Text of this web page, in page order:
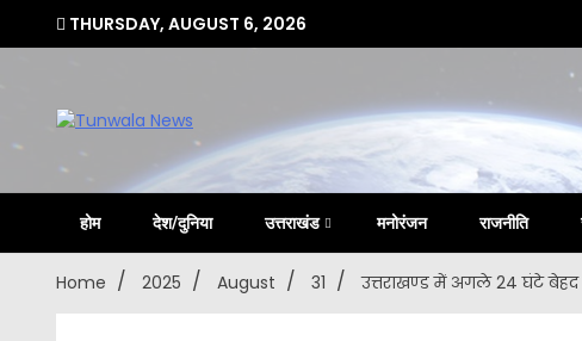
THURSDAY, AUGUST 6, 2026
Uttarakhand Hindi News Portal
होम देश/दुनिया उत्तराखंड मनोरंजन राजनीति
Home 2025 August 31 उत्तराखण्ड में अगले 24 घंटे